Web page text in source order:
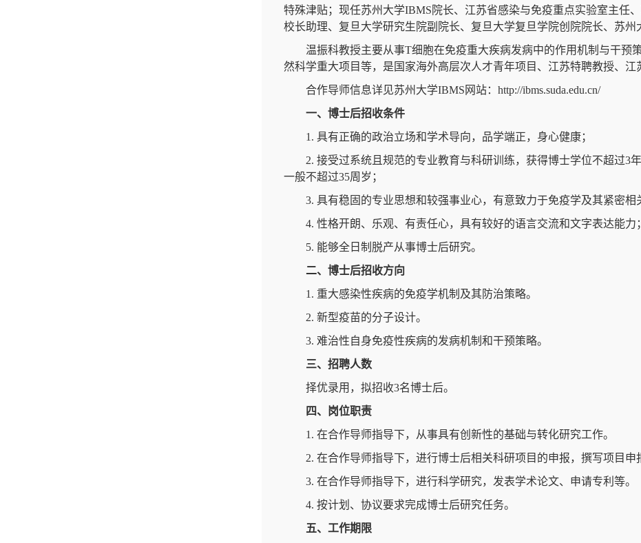
特殊津贴；现任苏州大学IBMS院长、江苏省感染与免疫重点实验室主任
校长助理、复旦大学研究生院副院长、复旦大学复旦学院创院院长、苏州
温振科教授主要从事T细胞在免疫重大疾病发病中的作用机制与干预
然科学重大项目等，是国家海外高层次人才青年项目、江苏特聘教授、江
合作导师信息详见苏州大学IBMS网站：http://ibms.suda.edu.cn/
一、博士后招收条件
1. 具有正确的政治立场和学术导向，品学端正，身心健康；
2. 接受过系统且规范的专业教育与科研训练，获得博士学位不超过3
一般不超过35周岁；
3. 具有稳固的专业思想和较强事业心，有意致力于免疫学及其紧密相
4. 性格开朗、乐观、有责任心，具有较好的语言交流和文字表达能力；
5. 能够全日制脱产从事博士后研究。
二、博士后招收方向
1. 重大感染性疾病的免疫学机制及其防治策略。
2. 新型疫苗的分子设计。
3. 难治性自身免疫性疾病的发病机制和干预策略。
三、招聘人数
择优录用，拟招收3名博士后。
四、岗位职责
1. 在合作导师指导下，从事具有创新性的基础与转化研究工作。
2. 在合作导师指导下，进行博士后相关科研项目的申报，撰写项目申
3. 在合作导师指导下，进行科学研究，发表学术论文、申请专利等。
4. 按计划、协议要求完成博士后研究任务。
五、工作期限